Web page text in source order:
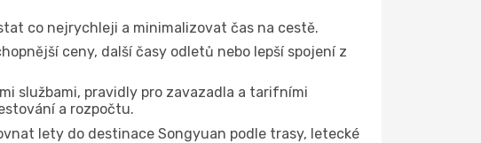
co nejrychleji a minimalizovat čas na cestě.
ceny, další časy odletů nebo lepší spojení z
službami, pravidly pro zavazadla a tarifními
a rozpočtu.
lety do destinace Songyuan podle trasy, letecké